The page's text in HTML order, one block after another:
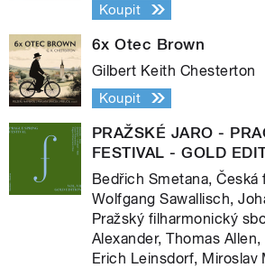
Koupit
6x Otec Brown
Gilbert Keith Chesterton
Koupit
PRAŽSKÉ JARO -
FESTIVAL - GOLD
Bedřich Smetana, Česká
Wolfgang Sawallisch,
Pražský filharmonický
Alexander, Thomas
Erich Leinsdorf, Miroslav